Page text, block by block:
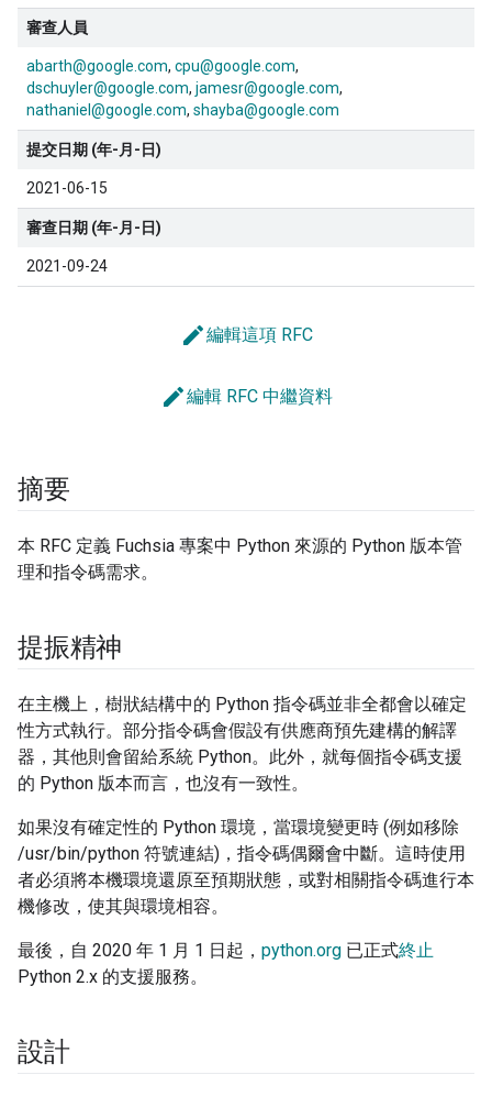
審查人員
abarth@google.com cpu@google.com
dschuyler@google.com jamesr@google.com
nathaniel@google.com shayba@google.com
提交日期 (年-月-日)
2021-06-15
審查日期 (年-月-日)
2021-09-24
edit編輯這項 RFC
edit編輯 RFC 中繼資料
摘要
本 RFC 定義 Fuchsia 專案中 Python 來源的 Python 版本管
理和指令碼需求。
提振精神
在主機上，樹狀結構中的 Python 指令碼並非全都會以確定
性方式執行。部分指令碼會假設有供應商預先建構的解譯
器，其他則會留給系統 Python。此外，就每個指令碼支援
的 Python 版本而言，也沒有一致性。
如果沒有確定性的 Python 環境，當環境變更時 (例如移除
/usr/bin/python 符號連結)，指令碼偶爾會中斷。這時使用
者必須將本機環境還原至預期狀態，或對相關指令碼進行本
機修改，使其與環境相容。
最後，自 2020 年 1 月 1 日起， python.org 已正式終止
Python 2.x 的支援服務。
設計